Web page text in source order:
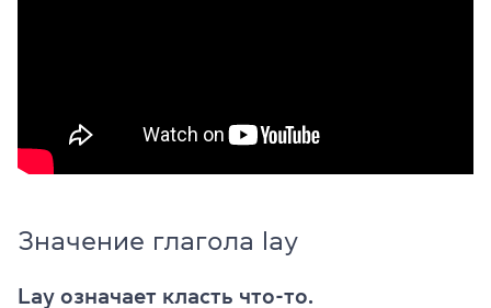
Значение глагола lay
Lay означает класть что-то.